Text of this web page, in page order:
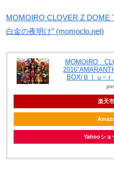
MOMOIRO CLOVER Z DOME
白金の夜明け” (momoclo.net)
MOMOIRO
BOX/Ｂｌｕ−
楽天
Yahooショ